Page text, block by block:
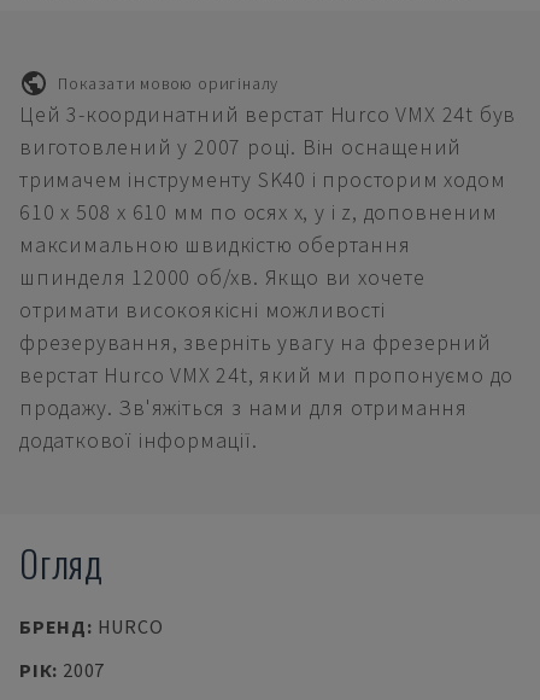
Показати мовою оригіналу
Цей 3-координатний верстат Hurco VMX 24t був
виготовлений у 2007 році. Він оснащений
тримачем інструменту SK40 і просторим ходом
610 x 508 x 610 мм по осях x, y і z, доповненим
максимальною швидкістю обертання
шпинделя 12000 об/хв. Якщо ви хочете
отримати високоякісні можливості
фрезерування, зверніть увагу на фрезерний
верстат Hurco VMX 24t, який ми пропонуємо до
продажу. Зв'яжіться з нами для отримання
додаткової інформації.
Огляд
БРЕНД: HURCO
РІК: 2007